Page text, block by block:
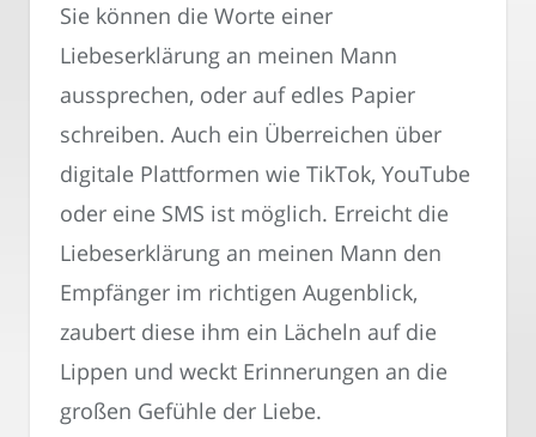
Sie können die Worte einer
Liebeserklärung an meinen Mann
aussprechen, oder auf edles Papier
schreiben. Auch ein Überreichen über
digitale Plattformen wie TikTok, YouTube
oder eine SMS ist möglich. Erreicht die
Liebeserklärung an meinen Mann den
Empfänger im richtigen Augenblick,
zaubert diese ihm ein Lächeln auf die
Lippen und weckt Erinnerungen an die
großen Gefühle der Liebe.